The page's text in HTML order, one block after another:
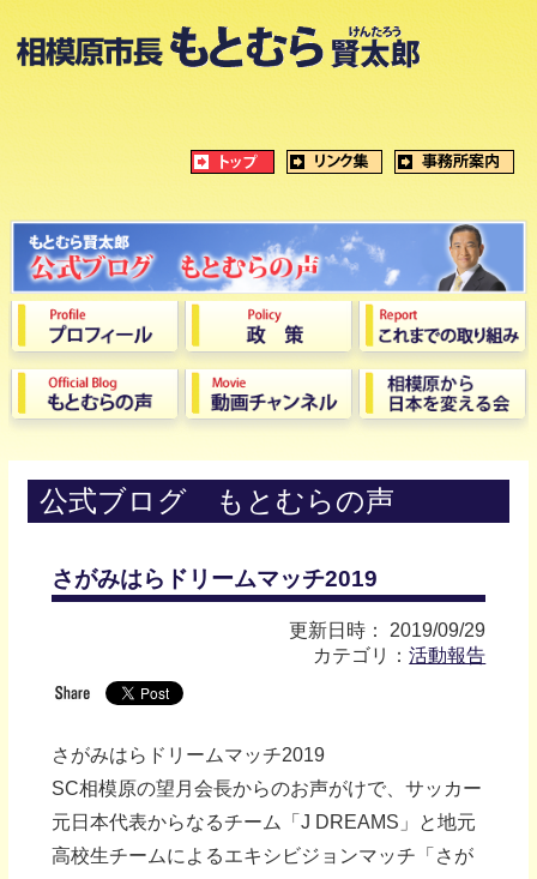
公式ブログ もとむらの声
さがみはらドリームマッチ2019
更新日時： 2019/09/29
カテゴリ：活動報告
さがみはらドリームマッチ2019
SC相模原の望月会長からのお声がけで、サッカー
元日本代表からなるチーム「J DREAMS」と地元
高校生チームによるエキシビジョンマッチ「さが